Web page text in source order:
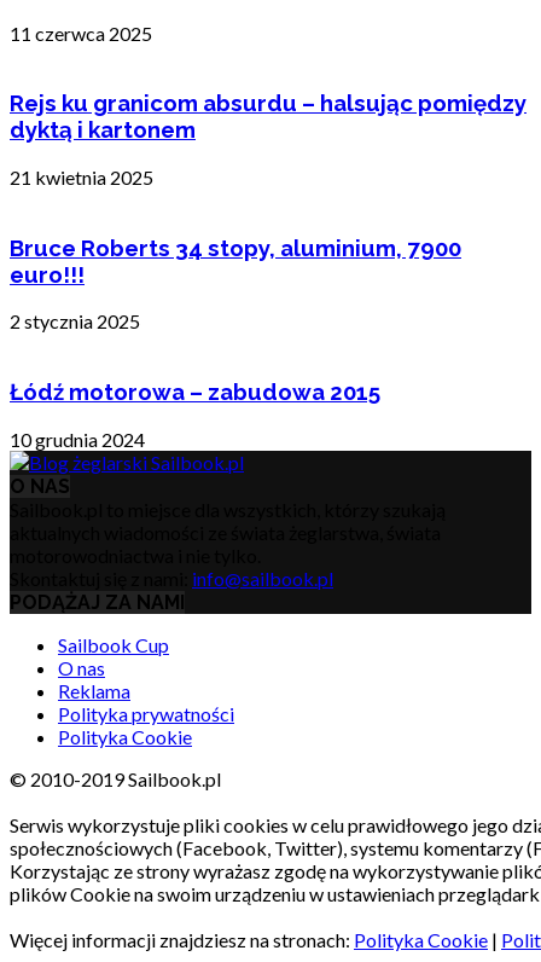
11 czerwca 2025
Rejs ku granicom absurdu – halsując pomiędzy
dyktą i kartonem
21 kwietnia 2025
Bruce Roberts 34 stopy, aluminium, 7900
euro!!!
2 stycznia 2025
Łódź motorowa – zabudowa 2015
10 grudnia 2024
O NAS
info@sailbook.pl
PODĄŻAJ ZA NAMI
Sailbook Cup
O nas
Reklama
Polityka prywatności
Polityka Cookie
© 2010-2019 Sailbook.pl
Serwis wykorzystuje pliki cookies w celu prawidłowego jego
społecznościowych (Facebook, Twitter), systemu komentarzy
Korzystając ze strony wyrażasz zgodę na wykorzystywanie
plików Cookie na swoim urządzeniu w ustawieniach
Więcej informacji znajdziesz na stronach: Polityka Cookie |